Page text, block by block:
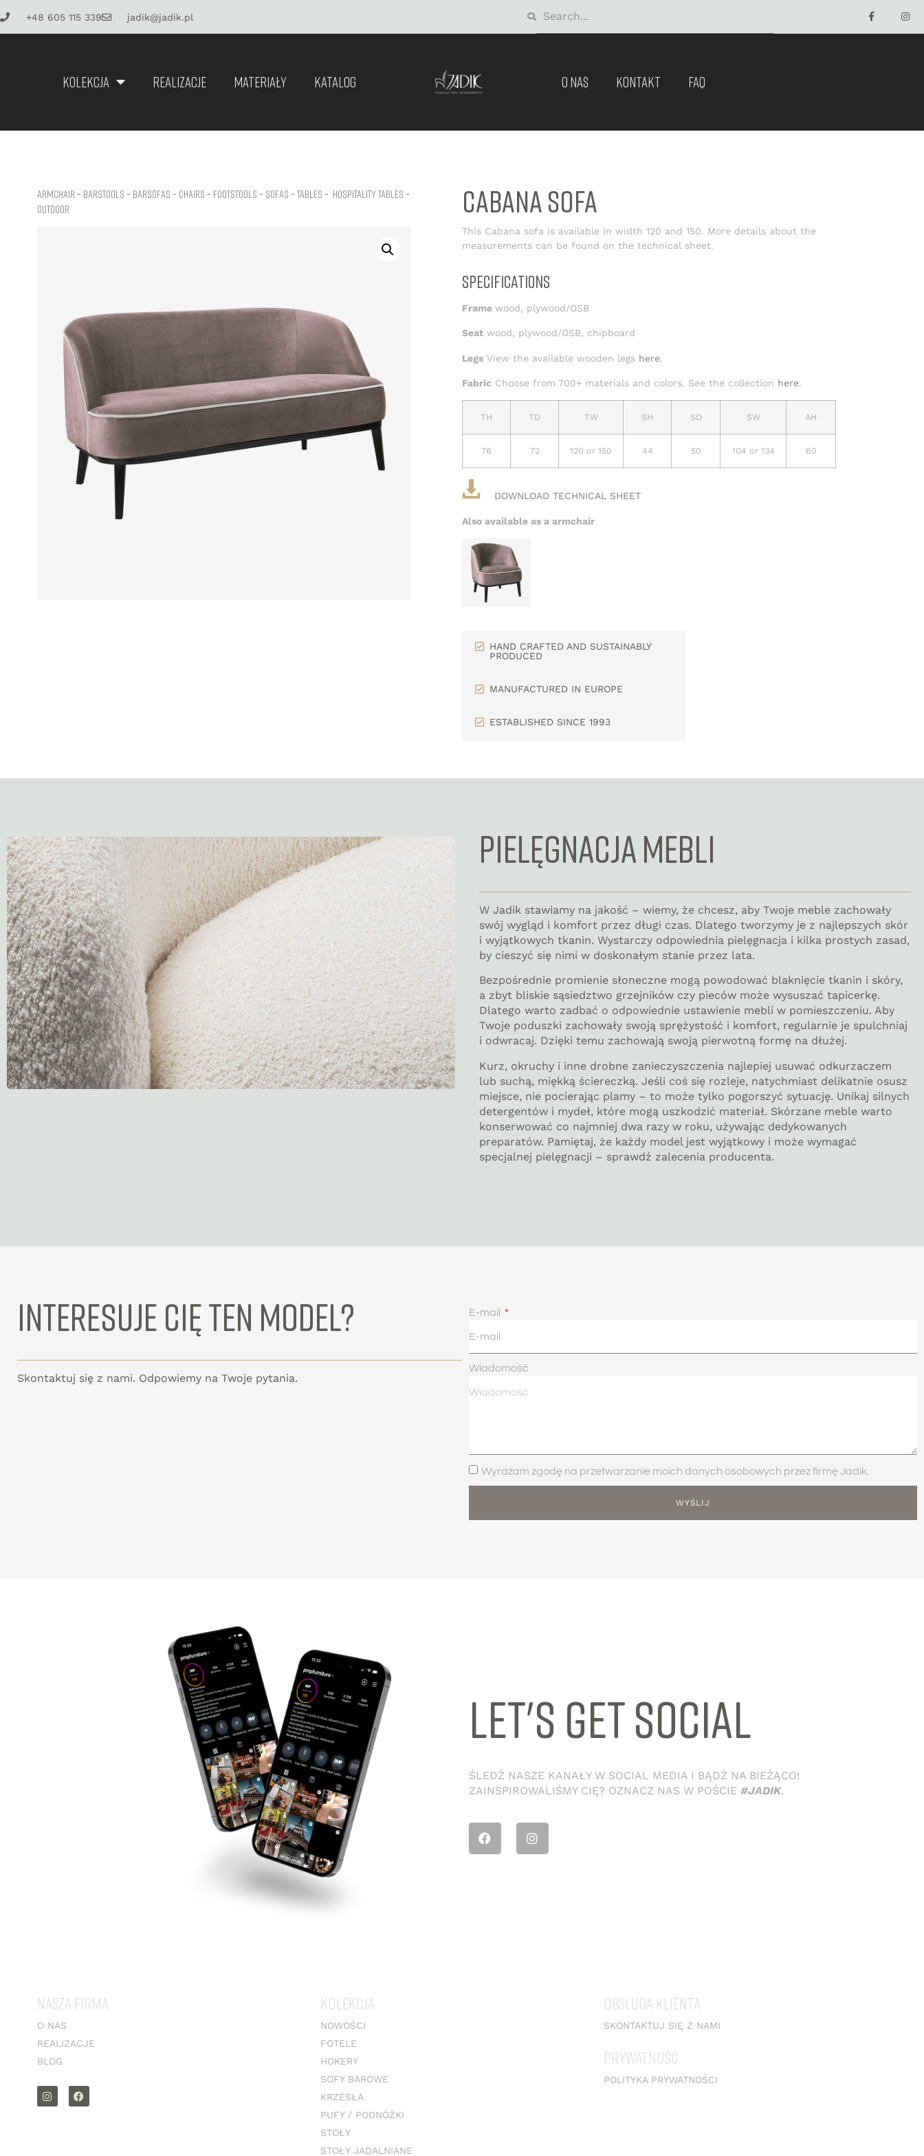
+48 605 115 339 jadik@jadik.pl
KOLEKCJA REALIZACJE MATERIAŁY KATALOG O NAS KONTAKT FAQ
Armchair – Barstools – Barsofas – Chairs – Footstools – Sofas – Tables – hospitality tables –
Outdoor
CABANA SOFA
This Cabana sofa is available in width 120 and 150. More details about the
measurements can be found on the technical sheet.
SPECIFICATIONS
Frame wood, plywood/OSB
Seat wood, plywood/OSB, chipboard
Legs View the available wooden legs here.
Fabric Choose from 700+ materials and colors. See the collection here.
TH TD TW SH SD SW AH
76 72 120 or 150 44 50 104 or 134 60
DOWNLOAD TECHNICAL SHEET
Also available as a armchair
HAND CRAFTED AND SUSTAINABLY
PRODUCED
MANUFACTURED IN EUROPE
ESTABLISHED SINCE 1993
PIELĘGNACJA MEBLI
W Jadik stawiamy na jakość – wiemy, że chcesz, aby Twoje meble zachowały
swój wygląd i komfort przez długi czas. Dlatego tworzymy je z najlepszych skór
i wyjątkowych tkanin. Wystarczy odpowiednia pielęgnacja i kilka prostych zasad,
by cieszyć się nimi w doskonałym stanie przez lata.
Bezpośrednie promienie słoneczne mogą powodować blaknięcie tkanin i skóry,
a zbyt bliskie sąsiedztwo grzejników czy pieców może wysuszać tapicerkę.
Dlatego warto zadbać o odpowiednie ustawienie mebli w pomieszczeniu. Aby
Twoje poduszki zachowały swoją sprężystość i komfort, regularnie je spulchniaj
i odwracaj. Dzięki temu zachowają swoją pierwotną formę na dłużej.
Kurz, okruchy i inne drobne zanieczyszczenia najlepiej usuwać odkurzaczem
lub suchą, miękką ściereczką. Jeśli coś się rozleje, natychmiast delikatnie osusz
miejsce, nie pocierając plamy – to może tylko pogorszyć sytuację. Unikaj silnych
detergentów i mydeł, które mogą uszkodzić materiał. Skórzane meble warto
konserwować co najmniej dwa razy w roku, używając dedykowanych
preparatów. Pamiętaj, że każdy model jest wyjątkowy i może wymagać
specjalnej pielęgnacji – sprawdź zalecenia producenta.
INTERESUJE CIĘ TEN MODEL?
Skontaktuj się z nami. Odpowiemy na Twoje pytania.
E-mail
Wiadomość
Wyrażam zgodę na przetwarzanie moich danych osobowych przez firmę Jadik.
WYŚLIJ
LET'S GET SOCIAL
ŚLEDŹ NASZE KANAŁY W SOCIAL MEDIA I BĄDŹ NA BIEŻĄCO!
ZAINSPIROWALIŚMY CIĘ? OZNACZ NAS W POŚCIE #JADIK.
NASZA FIRMA
O NAS
REALIZACJE
BLOG
KOLEKCJA
NOWOŚCI
FOTELE
HOKERY
SOFY BAROWE
KRZESŁA
PUFY / PODNÓŻKI
STOŁY
STOŁY JADALNIANE
OBSŁUGA KLIENTA
SKONTAKTUJ SIĘ Z NAMI
PRYWATNOŚĆ
POLITYKA PRYWATNOŚCI